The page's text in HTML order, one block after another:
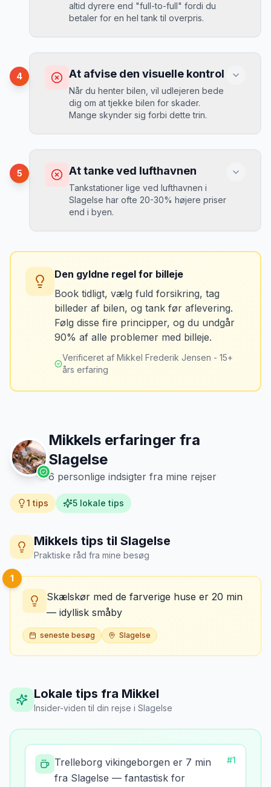
kr/dag på bare 2 uger. Book tidligt!
Løsning
Book altid med fuld kaskoforsikring uden
MJ
Mikkels erfaring September 2023
“ En lille bule i døren kostede mig 8.000
kr. i selvrisiko. Siden har jeg altid
altid dyrere end "full-to-full" fordi du
betaler for en hel tank til overpris.
Du betaler 20-30% mere for brændstof,
da udlejeren tager høje benzinpriser.
Løsning
4 At afvise den visuelle kontrol
Når du henter bilen, vil udlejeren bede
dig om at tjekke bilen for skader.
Mange skynder sig forbi dette trin.
Du kan blive opkrævet for skader, der
var der før du fik bilen.
Løsning
brændstofmåleren.
MJ
Mikkels erfaring Oktober 2024
“Jeg fotograferer altid bilen fra alle
vinkler ved afhentning. Det har reddet
5 At tanke ved lufthavnen
Tankstationer lige ved lufthavnen i
Slagelse har ofte 20-30% højere priser
end i byen.
sidste tankning.
Tank bilen op et par kilometer fra
lufthavnen dagen før aflevering. Priserne
er markant lavere.
Den gyldne regel for billeje
Book tidligt, vælg fuld forsikring, tag
billeder af bilen, og tank før aflevering.
Følg disse fire principper, og du undgår
90% af alle problemer med billeje.
Verificeret af Mikkel Frederik Jensen - 15+
års erfaring
Mikkels erfaringer fra
Slagelse
6 personlige indsigter fra mine rejser
1 tips 5 lokale tips
Mikkels tips til Slagelse
Praktiske råd fra mine besøg
1
Skælskør med de farverige huse er 20 min
— idyllisk småby
seneste besøg Slagelse
Lokale tips fra Mikkel
Insider-viden til din rejse i Slagelse
Trelleborg vikingeborgen er 7 min
fra Slagelse — fantastisk for
#1